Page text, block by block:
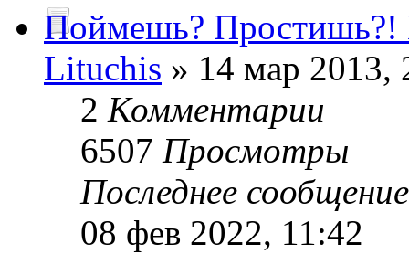
Поймешь?
Lituchis » 14 мар 2013,
2 Комментарии
6507 Просмотры
Последнее
08 фев 2022, 11:42